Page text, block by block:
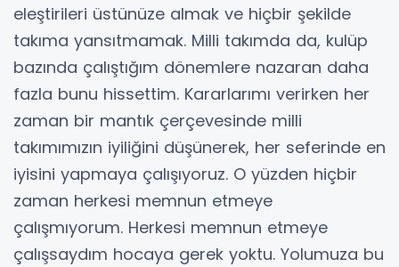
eleştirileri üstünüze almak ve hiçbir şekilde
takıma yansıtmamak. Milli takımda da, kulüp
bazında çalıştığım dönemlere nazaran daha
fazla bunu hissettim. Kararlarımı verirken her
zaman bir mantık çerçevesinde milli
takımımızın iyiliğini düşünerek, her seferinde en
iyisini yapmaya çalışıyoruz. O yüzden hiçbir
zaman herkesi memnun etmeye
çalışmıyorum. Herkesi memnun etmeye
çalışsaydım hocaya gerek yoktu. Yolumuza bu